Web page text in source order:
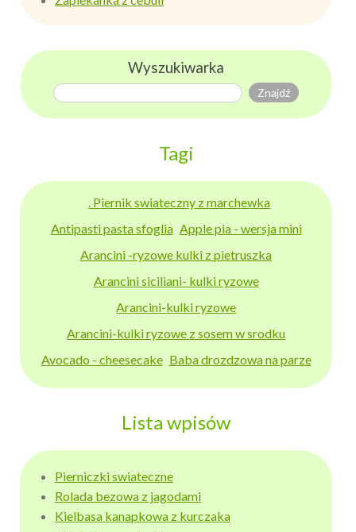
Wyszukiwarka
Tagi
. Piernik swiateczny z marchewka
Antipasti pasta sfoglia Apple pia - wersja mini
Arancini -ryzowe kulki z pietruszka
Arancini siciliani- kulki ryzowe
Arancini-kulki ryzowe
Arancini-kulki ryzowe z sosem w srodku
Avocado - cheesecake Baba drozdzowa na parze
Lista wpisów
Pierniczki swiateczne
Rolada bezowa z jagodami
Kielbasa kanapkowa z kurczaka